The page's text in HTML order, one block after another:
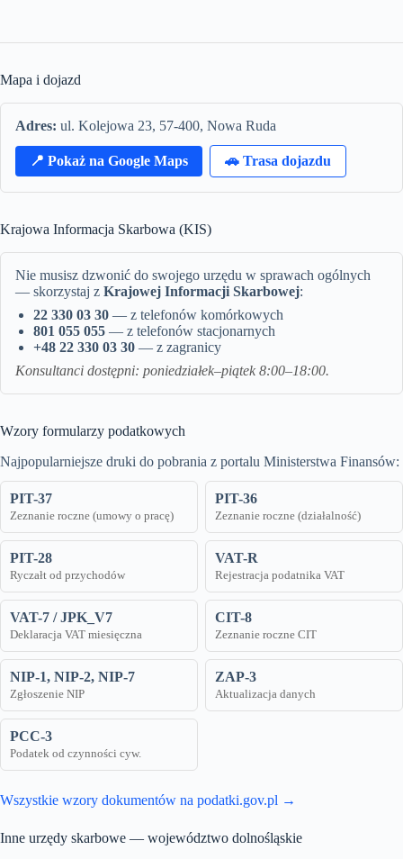
Mapa i dojazd
Adres: ul. Kolejowa 23, 57-400, Nowa Ruda
📍 Pokaż na Google Maps 🚗 Trasa dojazdu
Krajowa Informacja Skarbowa (KIS)
Nie musisz dzwonić do swojego urzędu w sprawach ogólnych
— skorzystaj z Krajowej Informacji Skarbowej:
22 330 03 30 — z telefonów komórkowych
801 055 055 — z telefonów stacjonarnych
+48 22 330 03 30 — z zagranicy
Konsultanci dostępni: poniedziałek–piątek 8:00–18:00.
Wzory formularzy podatkowych
Najpopularniejsze druki do pobrania z portalu Ministerstwa Finansów:
PIT-37
Zeznanie roczne (umowy o pracę)
PIT-36
Zeznanie roczne (działalność)
PIT-28
Ryczałt od przychodów
VAT-R
Rejestracja podatnika VAT
VAT-7 / JPK_V7
Deklaracja VAT miesięczna
CIT-8
Zeznanie roczne CIT
NIP-1, NIP-2, NIP-7
Zgłoszenie NIP
ZAP-3
Aktualizacja danych
PCC-3
Podatek od czynności cyw.
Wszystkie wzory dokumentów na podatki.gov.pl →
Inne urzędy skarbowe — województwo dolnośląskie